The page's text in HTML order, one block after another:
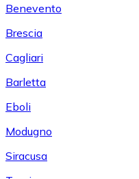
Benevento
Brescia
Cagliari
Barletta
Eboli
Modugno
Siracusa